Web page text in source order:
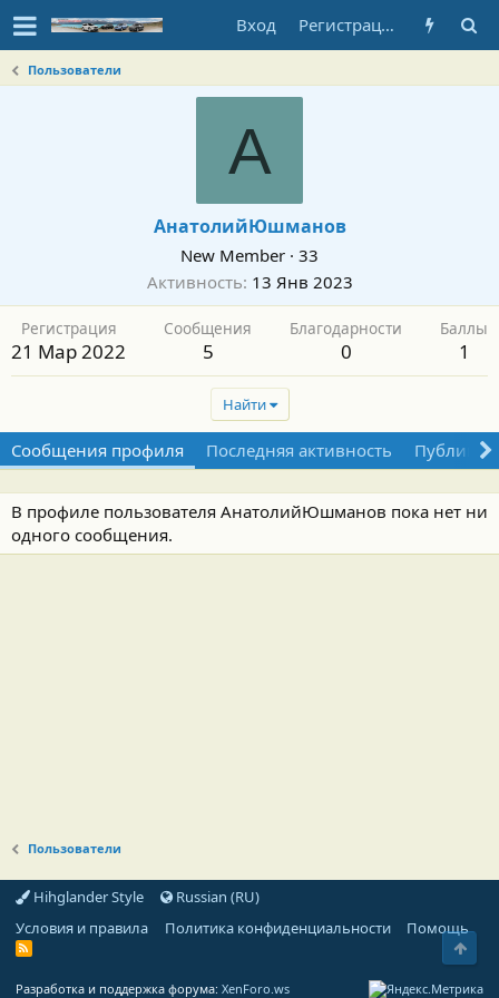
Вход Регистрация
Пользователи
А
АнатолийЮшманов
New Member · 33
Активность 13 Янв 2023
Регистрация
21 Мар 2022
Сообщения
5
Благодарности
0
Баллы
1
Найти
Сообщения профиля Последняя активность
В профиле пользователя АнатолийЮшманов пока нет ни
одного сообщения.
Пользователи
Hihglander Style
Russian (RU)
Условия и правила
Политика конфиденциальности Помощь
R
Разработка и поддержка форума: XenForo.ws